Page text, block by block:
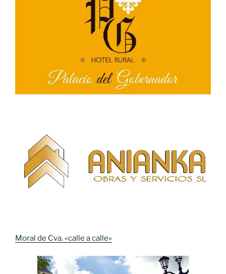
Moral de Cva. «calle a calle»